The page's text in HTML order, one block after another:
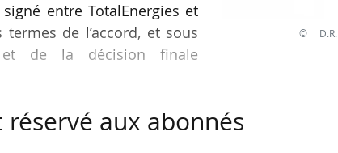
entre TotalEnergies et
de l’accord, et sous
et de la décision finale
de 17,5 Mtpa,
© D.R.
réservé aux abonnés